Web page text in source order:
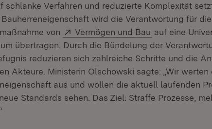
schlanke Verfahren und reduzierte Komplexität
wird die Verantwortung für
von
Extern:
Vermögen und Bau (Öffnet in
auf eine
übertragen. Durch die Bündelung der
reduzieren sich zahlreiche Schritte und die
Akteure. Ministerin Olschowski sagte: „Wir werten
aus und wollen die aktuell laufenden
Standards sehen. Das Ziel: Straffe Prozesse,